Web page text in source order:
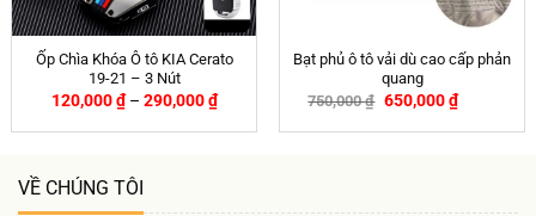
Ốp Chìa Khóa Ô tô KIA Cerato
19-21 – 3 Nút
120,000₫ – 290,000₫
Bạt phủ ô tô vải dù cao cấp phản
quang
750,000₫ 650,000₫
VỀ CHÚNG TÔI